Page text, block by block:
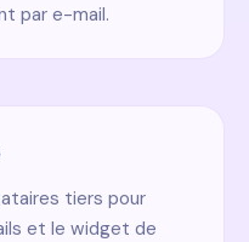
par e-mail.
tiers pour
et le widget de